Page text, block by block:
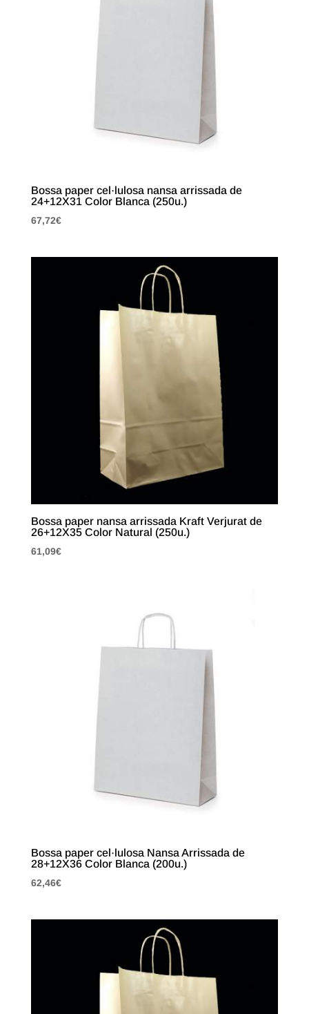
Bossa paper cel·lulosa nansa arrissada de
24+12X31 Color Blanca (250u.)
67,72€
Bossa paper nansa arrissada Kraft Verjurat de
26+12X35 Color Natural (250u.)
61,09€
Bossa paper cel·lulosa Nansa Arrissada de
28+12X36 Color Blanca (200u.)
62,46€